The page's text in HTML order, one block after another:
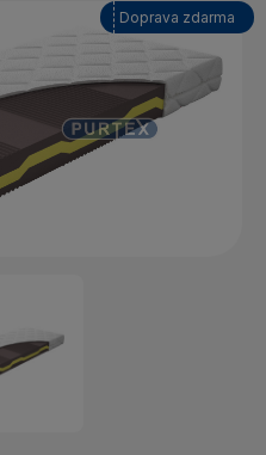
Doprava zdarma